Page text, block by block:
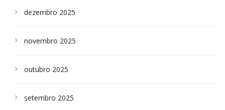
dezembro 2025
novembro 2025
outubro 2025
setembro 2025